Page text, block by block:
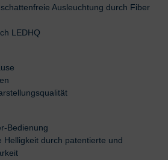
Ausleuchtung durch Fiber
LEDHQ
Bedienung
Helligkeit durch patentierte und